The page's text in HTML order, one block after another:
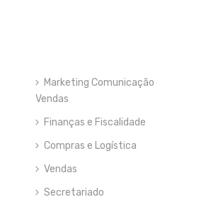
Marketing Comunicação
Vendas
Finanças e Fiscalidade
Compras e Logística
Vendas
Secretariado